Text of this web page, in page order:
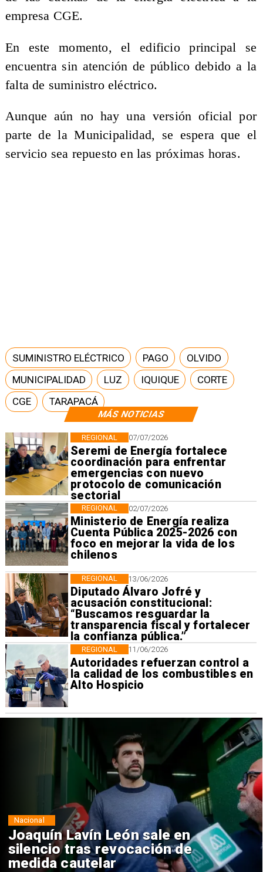
MÁS NOTICIAS
07/07/2026
Seremi de Energía fortalece
coordinación para enfrentar
emergencias con nuevo
protocolo de comunicación
sectorial
REGIONAL
02/07/2026
Ministerio de Energía realiza
Cuenta Pública 2025-2026 con
foco en mejorar la vida de los
chilenos
REGIONAL
13/06/2026
Diputado Álvaro Jofré y
acusación constitucional:
“Buscamos resguardar la
transparencia fiscal y fortalecer
la confianza pública.”
REGIONAL
11/06/2026
Autoridades refuerzan control a
la calidad de los combustibles en
Alto Hospicio
REGIONAL
empresa CGE.
En este momento, el edificio principal se
encuentra sin atención de público debido a la
falta de suministro eléctrico.
Aunque aún no hay una versión oficial por
parte de la Municipalidad, se espera que el
servicio sea repuesto en las próximas horas.
SUMINISTRO ELÉCTRICO PAGO
OLVIDO
MUNICIPALIDAD
LUZ IQUIQUE
CORTE
CGE
TARAPACÁ
Chile y Venezuela formalizan
reinicio de relaciones
consulares
Nacional